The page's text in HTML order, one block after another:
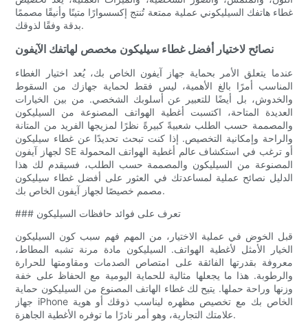
غطاء هاتفك السيليكوني عملية ممتعة تُنتج إكسسوارًا متينًا وأنيقًا مصممًا
بدقة وفقًا لذوقك.
نصائح لاختيار أفضل غطاء سيليكون مخصص لهاتفك الآيفون
عندما يتعلق الأمر بحماية جهاز آيفون الخاص بك، يُعد اختيار الغطاء
المناسب أمرًا بالغ الأهمية، ليس فقط لحماية جهازك من السقوط
والخدوش، بل أيضًا للتعبير عن أسلوبك الشخصي. من بين الخيارات
العديدة المتاحة، اكتسبت أغطية الهواتف المصنوعة من السيليكون
والمصممة حسب الطلب شعبيةً كبيرةً نظرًا لمزيجها الفريد من المتانة
والراحة وإمكانية التخصيص. إذا كنت تبحث تحديدًا عن غطاء سيليكون
لجهاز آيفون SE أو ترغب في استكشاف عالم أغطية الهواتف المحمولة
المصنوعة من السيليكون والمصممة حسب الطلب، فسيقدم لك هذا
الدليل نصائح عملية لمساعدتك في العثور على أفضل غطاء سيليكون
مصمم خصيصًا لجهاز آيفون الخاص بك.
### تعرف على فوائد حافظات السيليكون
قبل الخوض في عملية الاختيار، من المهم فهم سبب كون السيليكون
الخيار الأمثل لأغطية الهواتف. السيليكون مادة مرنة تشبه المطاط،
معروفة بقدرتها الفائقة على امتصاص الصدمات ومقاومتها للحرارة
والرطوبة. هذا ما يجعلها مثالية للحماية اليومية مع الحفاظ على خفة
وزنها وراحة حملها. يتيح لك غطاء الهاتف المصنوع من السيليكون حماية
جهاز iPhone الخاص بك مع تخصيص مظهره ليناسب ذوقك أو هوية
علامتك التجارية، وهو أمر نادرًا ما توفره الأغطية الجاهزة.